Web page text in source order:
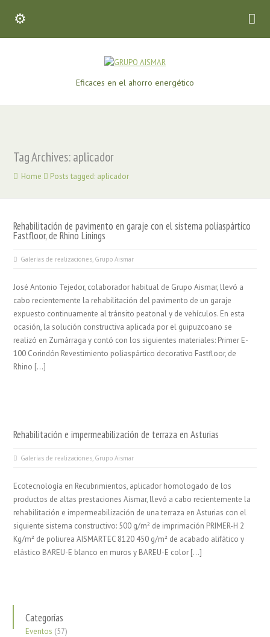
Eficaces en el ahorro energético
Tag Archives: aplicador
Home Posts tagged: aplicador
Rehabilitación de pavimento en garaje con el sistema poliaspártico
Fastfloor, de Rhino Linings
Galerías de realizaciones, Grupo Aismar
José Antonio Tejedor, colaborador habitual de Grupo Aismar, llevó a
cabo recientemente la rehabilitación del pavimento de un garaje
expuesto continuamente al tránsito peatonal y de vehículos. En esta
ocasión, la solución constructiva aplicada por el guipuzcoano se
realizó en Zumárraga y contó con los siguientes materiales: Primer E-
100 Corindón Revestimiento poliaspártico decorativo Fastfloor, de
Rhino […]
Rehabilitación e impermeabilización de terraza en Asturias
Galerías de realizaciones, Grupo Aismar
Ecotecnología en Recubrimientos, aplicador homologado de los
productos de altas prestaciones Aismar, llevó a cabo recientemente la
rehabilitación e impermeabilización de una terraza en Asturias con el
siguiente sistema constructivo: 500 g/m² de imprimación PRIMER-H 2
Kg/m² de poliurea AISMARTEC 8120 450 g/m² de acabado alifático y
elástico BAREU-E blanco en muros y BAREU-E color […]
Categorías
Eventos (57)